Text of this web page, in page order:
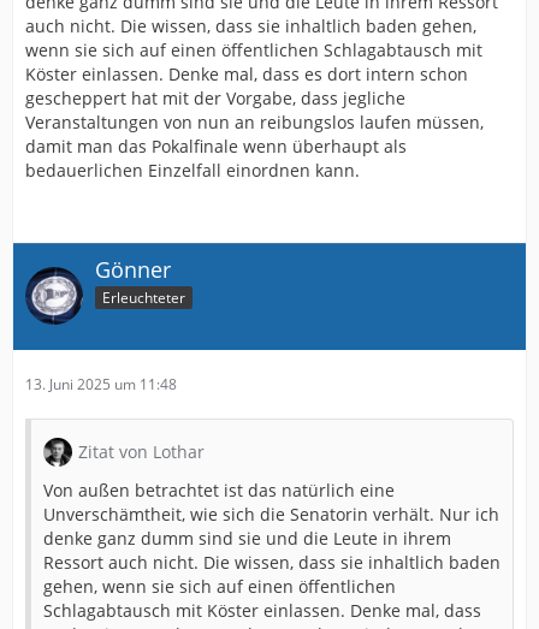
auch nicht. Die wissen, dass sie inhaltlich baden gehen,
wenn sie sich auf einen öffentlichen Schlagabtausch mit
Köster einlassen. Denke mal, dass es dort intern schon
gescheppert hat mit der Vorgabe, dass jegliche
Veranstaltungen von nun an reibungslos laufen müssen,
damit man das Pokalfinale wenn überhaupt als
bedauerlichen Einzelfall einordnen kann.
Gönner
Erleuchteter
13. Juni 2025 um 11:48
Zitat von Lothar
Von außen betrachtet ist das natürlich eine
Unverschämtheit, wie sich die Senatorin verhält. Nur ich
denke ganz dumm sind sie und die Leute in ihrem
Ressort auch nicht. Die wissen, dass sie inhaltlich baden
gehen, wenn sie sich auf einen öffentlichen
Schlagabtausch mit Köster einlassen. Denke mal, dass